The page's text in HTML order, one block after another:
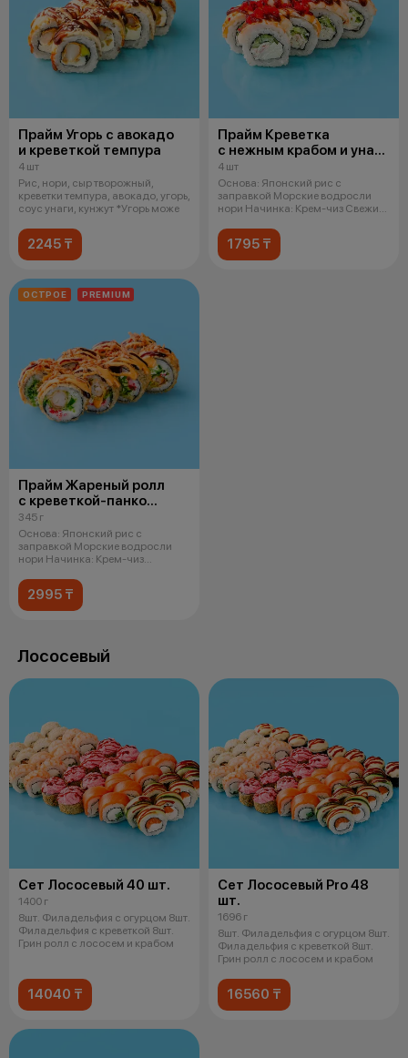
Прайм Угорь с авокадо
и креветкой темпура
4 шт
Рис, нори, сыр творожный,
креветки темпура, авокадо, угорь,
соус унаги, кунжут *Угорь може
2245 ₸
Прайм Креветка
с нежным крабом и унаги
соусом
4 шт
Основа: Японский рис с
заправкой Морские водросли
нори Начинка: Крем-чиз Свежий
1795 ₸
ОСТРОЕ PREMIUM
Прайм Жареный ролл
с креветкой-панко
и чукой
345 г
Основа: Японский рис с
заправкой Морские водросли
нори Начинка: Крем-чиз
2995 ₸
Лососевый
Сет Лососевый 40 шт.
1400 г
8шт. Филадельфия с огурцом 8шт.
Филадельфия с креветкой 8шт.
Грин ролл с лососем и крабом
14040 ₸
Сет Лососевый Pro 48
шт.
1696 г
8шт. Филадельфия с огурцом 8шт.
Филадельфия с креветкой 8шт.
Грин ролл с лососем и крабом
16560 ₸